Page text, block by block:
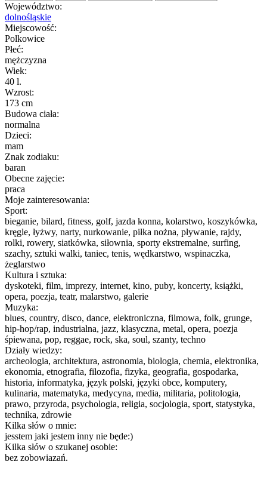
Województwo:
dolnośląskie
Miejscowość:
Polkowice
Płeć:
mężczyzna
Wiek:
40 l.
Wzrost:
173 cm
Budowa ciała:
normalna
Dzieci:
mam
Znak zodiaku:
baran
Obecne zajęcie:
praca
Moje zainteresowania:
Sport:
bieganie, bilard, fitness, golf, jazda konna, kolarstwo, koszykówka,
kręgle, łyżwy, narty, nurkowanie, piłka nożna, pływanie, rajdy,
rolki, rowery, siatkówka, siłownia, sporty ekstremalne, surfing,
szachy, sztuki walki, taniec, tenis, wędkarstwo, wspinaczka,
żeglarstwo
Kultura i sztuka:
dyskoteki, film, imprezy, internet, kino, puby, koncerty, książki,
opera, poezja, teatr, malarstwo, galerie
Muzyka:
blues, country, disco, dance, elektroniczna, filmowa, folk, grunge,
hip-hop/rap, industrialna, jazz, klasyczna, metal, opera, poezja
śpiewana, pop, reggae, rock, ska, soul, szanty, techno
Działy wiedzy:
archeologia, architektura, astronomia, biologia, chemia, elektronika,
ekonomia, etnografia, filozofia, fizyka, geografia, gospodarka,
historia, informatyka, język polski, języki obce, komputery,
kulinaria, matematyka, medycyna, media, militaria, politologia,
prawo, przyroda, psychologia, religia, socjologia, sport, statystyka,
technika, zdrowie
Kilka słów o mnie:
jesstem jaki jestem inny nie będe:)
Kilka słów o szukanej osobie:
bez zobowiazań.